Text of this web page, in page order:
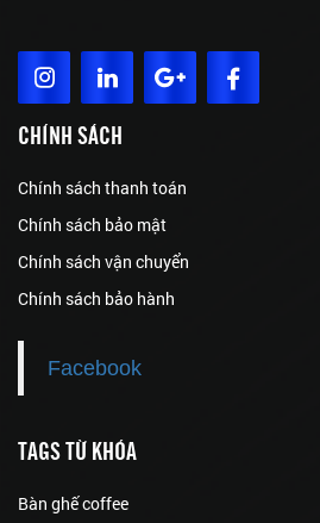
CHÍNH SÁCH
Chính sách thanh toán
Chính sách bảo mật
Chính sách vận chuyển
Chính sách bảo hành
Facebook
TAGS TỪ KHÓA
Bàn ghế coffee